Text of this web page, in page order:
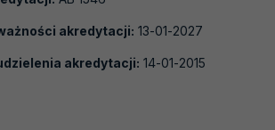
badawcze
medyczne
akredytacji: 13-01-2027
akredytacji: 14-01-2015